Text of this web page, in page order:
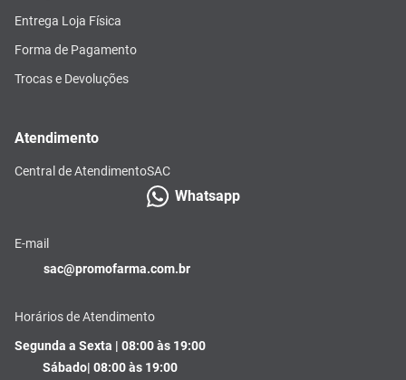
Entrega Loja Física
Forma de Pagamento
Trocas e Devoluções
Atendimento
Central de AtendimentoSAC
Whatsapp
E-mail
sac@promofarma.com.br
Horários de Atendimento
Segunda a Sexta | 08:00 às 19:00
Sábado| 08:00 às 19:00